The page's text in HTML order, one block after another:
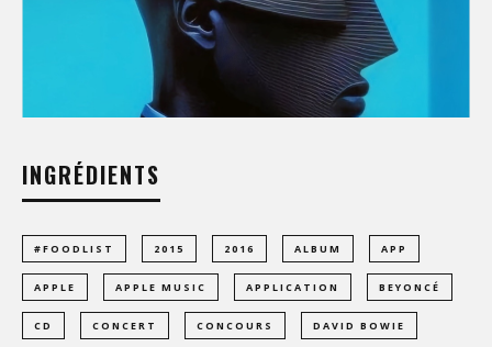
INGRÉDIENTS
#FOODLIST 2015 2016 ALBUM APP
APPLE APPLE MUSIC APPLICATION BEYONCÉ
CD CONCERT CONCOURS DAVID BOWIE